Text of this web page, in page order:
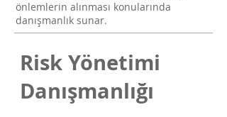
önlemlerin alınması konularında
danışmanlık sunar.
Risk Yönetimi
Danışmanlığı